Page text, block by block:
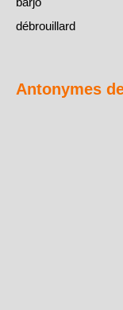
débrouillard
Antonymes